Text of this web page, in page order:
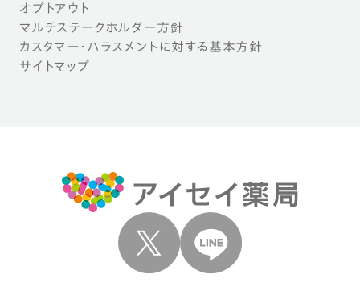
オプトアウト
マルチステークホルダー方針
カスタマー・ハラスメントに対する基本方針
サイトマップ